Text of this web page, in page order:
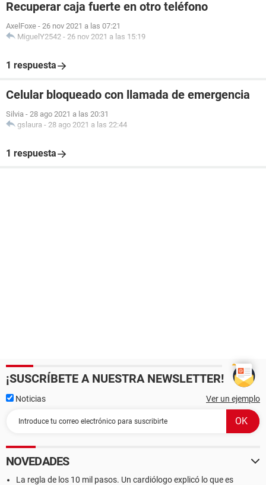
Recuperar caja fuerte en otro teléfono
AxelFoxe - 26 nov 2021 a las 07:21
MiguelY2542 - 26 nov 2021 a las 15:19
1 respuesta
Celular bloqueado con llamada de emergencia
Silvia - 28 ago 2021 a las 20:31
gslaura - 28 ago 2021 a las 22:44
1 respuesta
¡SUSCRÍBETE A NUESTRA NEWSLETTER!
Noticias Ver un ejemplo
NOVEDADES
La regla de los 10 mil pasos. Un cardiólogo explicó lo que es